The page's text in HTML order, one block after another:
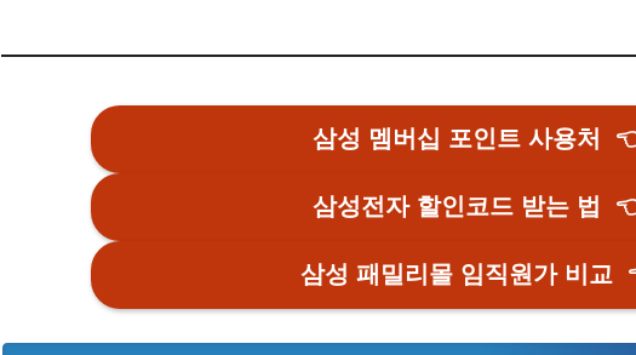
삼성 멤버십 포인트 사용처
삼성전자 할인코드 받는 법
삼성 패밀리몰 임직원가 비교